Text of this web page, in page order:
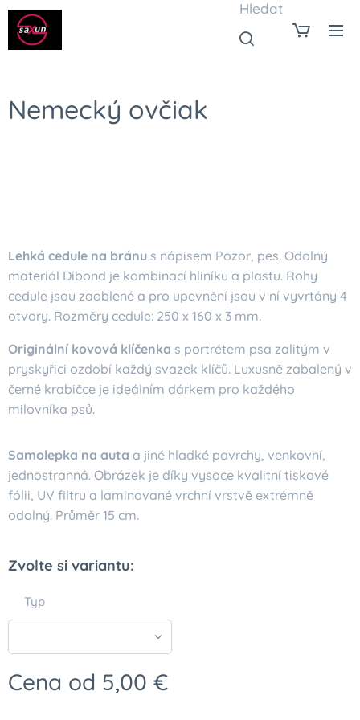
Hledat
Nemecký ovčiak
Lehká cedule na bránu s nápisem Pozor, pes. Odolný
materiál Dibond je kombinací hliníku a plastu. Rohy
cedule jsou zaoblené a pro upevnění jsou v ní vyvrtány 4
otvory. Rozměry cedule: 250 x 160 x 3 mm.
Originální kovová klíčenka s portrétem psa zalitým v
pryskyřici ozdobí každý svazek klíčů. Luxusně zabalený v
černé krabičce je ideálním dárkem pro každého
milovníka psů.
Samolepka na auta a jiné hladké povrchy, venkovní,
jednostranná. Obrázek je díky vysoce kvalitní tiskové
fólii, UV filtru a laminované vrchní vrstvě extrémně
odolný. Průměr 15 cm.
Zvolte si variantu:
Typ
Cena od 5,00 €